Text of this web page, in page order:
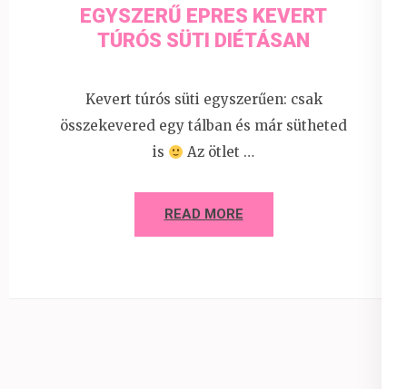
EGYSZERŰ EPRES KEVERT
TÚRÓS SÜTI DIÉTÁSAN
Kevert túrós süti egyszerűen: csak
összekevered egy tálban és már sütheted
is
Az ötlet …
READ MORE